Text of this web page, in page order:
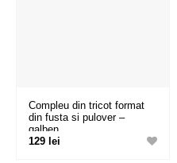
Compleu din tricot format
din fusta si pulover –
galben
129 lei